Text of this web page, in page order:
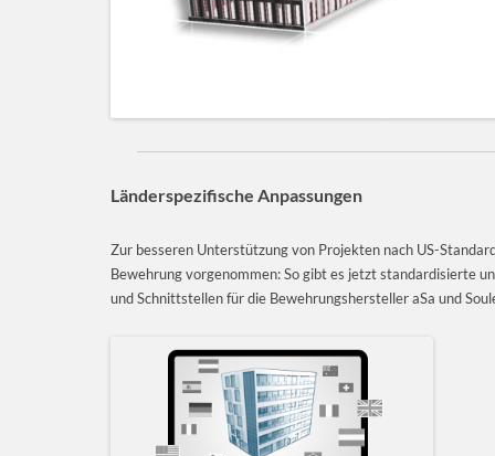
Länderspezifische Anpassungen
Zur besseren Unterstützung von Projekten nach US-
Bewehrung vorgenommen: So gibt es jetzt standardisierte
und Schnittstellen für die Bewehrungshersteller aSa und